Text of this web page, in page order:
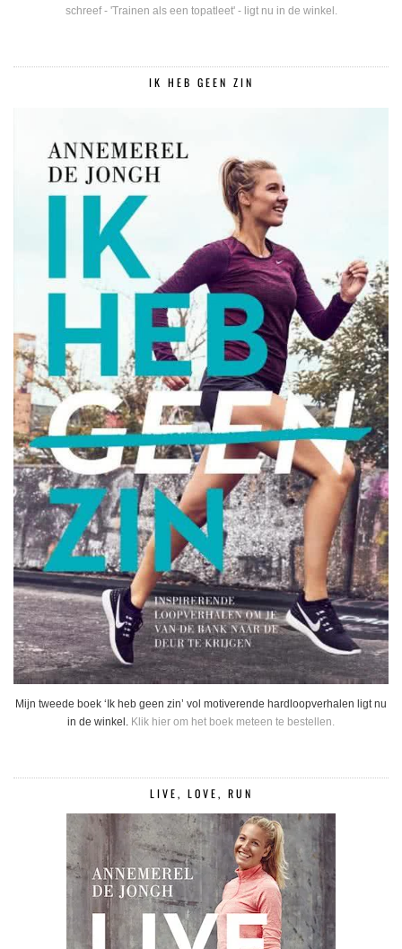
schreef - 'Trainen als een topatleet' - ligt nu in de winkel.
IK HEB GEEN ZIN
Mijn tweede boek ‘Ik heb geen zin’ vol motiverende hardloopverhalen ligt nu
in de winkel. Klik hier om het boek meteen te bestellen.
LIVE, LOVE, RUN